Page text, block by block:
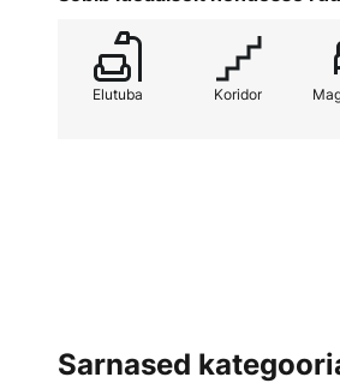
Elutuba Koridor
Sarnased